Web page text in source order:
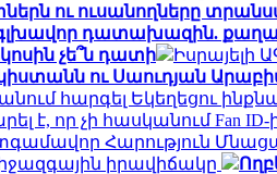
ու ուսանողները
գլխավոր դատախազին.
չե՞ն դատի
Իսրայելի
ու Սաուդյան
հարգել Եկեղեցու
է, որ չի հասկանում Fan
Հարություն
իրավիճակը